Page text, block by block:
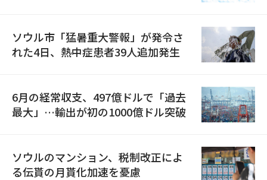
ソウル市「猛暑重大警報」が発令さ
れた4日、熱中症患者39人追加発生
6月の経常収支、497億ドルで「過去
最大」…輸出が初の1000億ドル突破
ソウルのマンション、税制改正によ
る伝貰の月貰化加速を憂慮